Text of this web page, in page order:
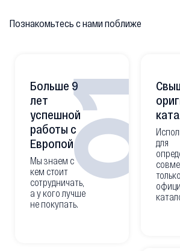
Познакомьтесь с нами поближе
01
Больше 9
лет
успешной
работы с
Европой
Мы знаем с
кем стоит
сотрудничать,
а у кого лучше
не покупать.
для
только